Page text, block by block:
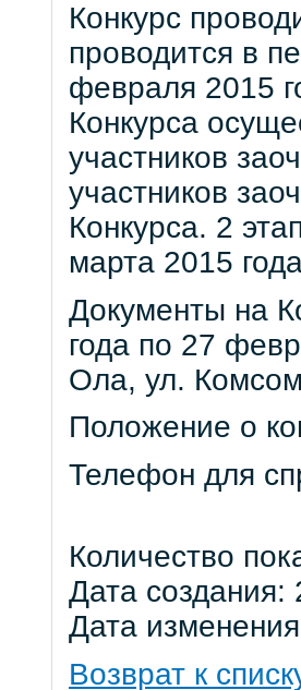
Конкурс
проводится в
февраля 2015
Конкурса
участников
участников
Конкурса. 2
марта 2015
Документы на
года по 27
Ола, ул.
Положение о
Телефон для
Количество
Дата
Дата
Возврат к